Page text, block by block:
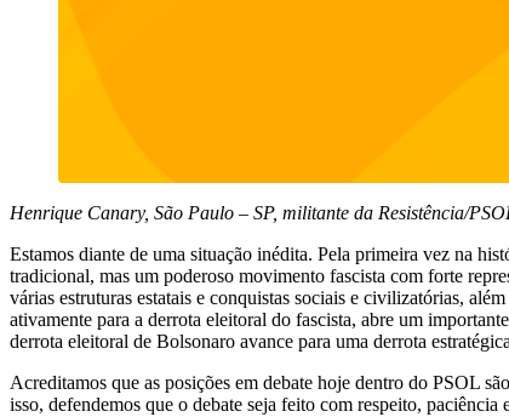
Henrique Canary, São Paulo – SP, militante da Resistência/
Estamos diante de uma situação inédita. Pela primeira vez na
tradicional, mas um poderoso movimento fascista com forte
várias estruturas estatais e conquistas sociais e civilizatórias,
ativamente para a derrota eleitoral do fascista, abre um
derrota eleitoral de Bolsonaro avance para uma derrota
Acreditamos que as posições em debate hoje dentro do PSOL
isso, defendemos que o debate seja feito com respeito,